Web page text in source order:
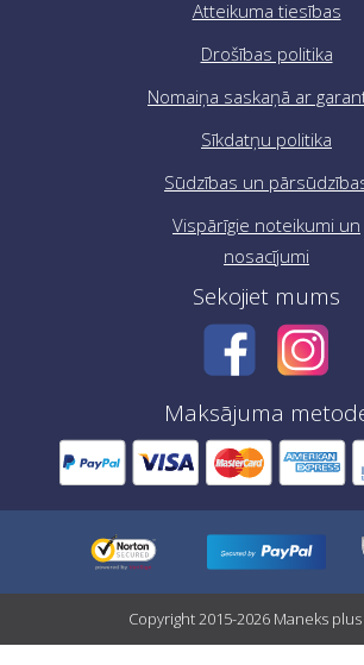
Atteikuma tiesības
Drošības politika
Nomaiņa saskaņā ar
Sīkdatņu politika
Sūdzības un
Vispārīgie noteikumi un
nosacījumi
Sekojiet mums
Maksājuma
Copyright 2015-2026 Maneks